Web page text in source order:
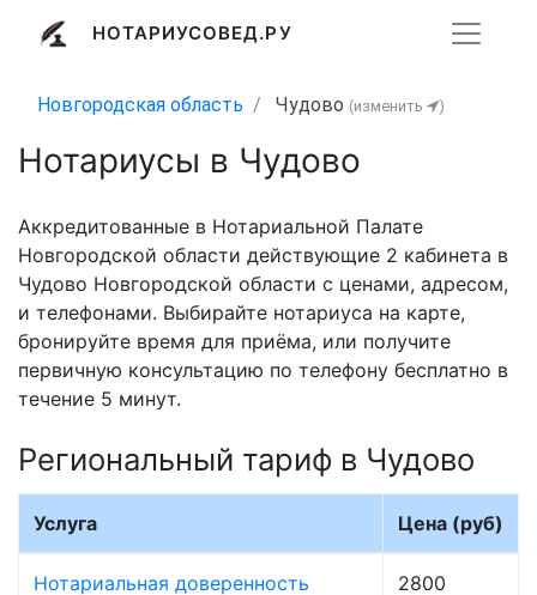
НОТАРИУСОВЕД.РУ
Новгородская область Чудово (изменить )
Нотариусы в Чудово
Аккредитованные в Нотариальной Палате
Новгородской области действующие 2 кабинета в
Чудово Новгородской области с ценами, адресом,
и телефонами. Выбирайте нотариуса на карте,
бронируйте время для приёма, или получите
первичную консультацию по телефону бесплатно в
течение 5 минут.
Региональный тариф в Чудово
Услуга Цена (руб)
Нотариальная доверенность 2800